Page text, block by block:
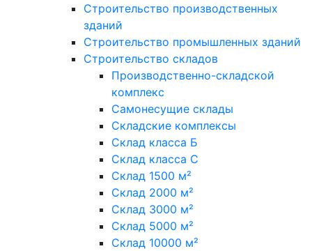
Строительство производственных
зданий
Строительство промышленных зданий
Строительство складов
Производственно-складской
комплекс
Самонесущие склады
Складские комплексы
Склад класса Б
Склад класса С
Склад 1500 м²
Склад 2000 м²
Склад 3000 м²
Склад 5000 м²
Склад 10000 м²